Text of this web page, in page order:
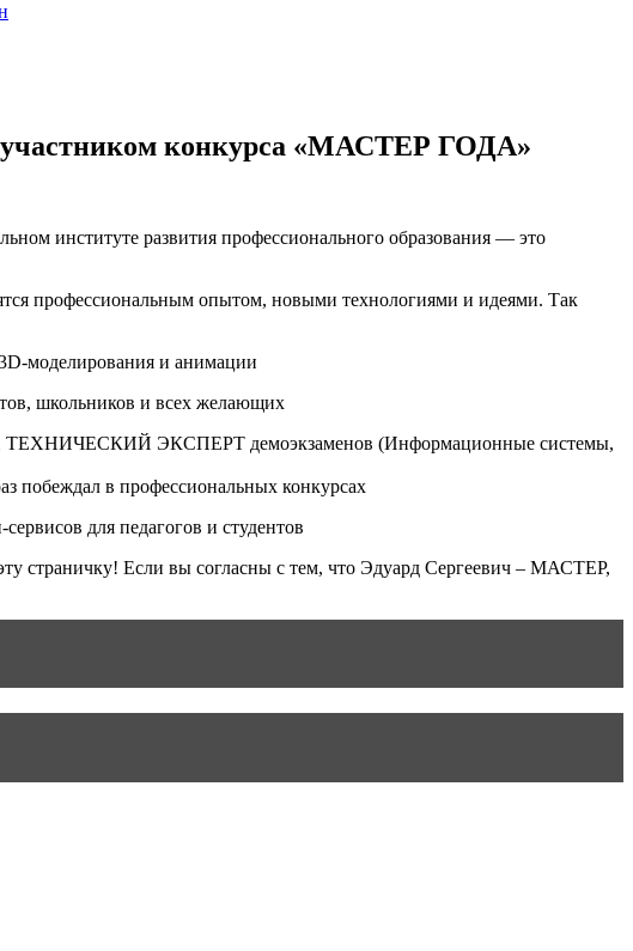
конкурса «МАСТЕР ГОДА»
институте развития профессионального образования — это
профессиональным опытом, новыми технологиями и идеями. Так
моделирования и анимации
школьников и всех желающих
ТЕХНИЧЕСКИЙ ЭКСПЕРТ демоэкзаменов (Информационные системы,
побеждал в профессиональных конкурсах
для педагогов и студентов
страничку! Если вы согласны с тем, что Эдуард Сергеевич – МАСТЕР,